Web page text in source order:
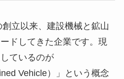
立以来、建設機械と鉱山
ドしてきた企業です。現
ているのが
Vehicle）」という概念